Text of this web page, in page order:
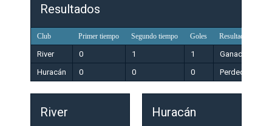
Resultados
Club Primer tiempo Segundo tiempo Goles Resultado
River 0 1 1
Ganador
Huracán
0 0 0 Perdedor
River Huracán